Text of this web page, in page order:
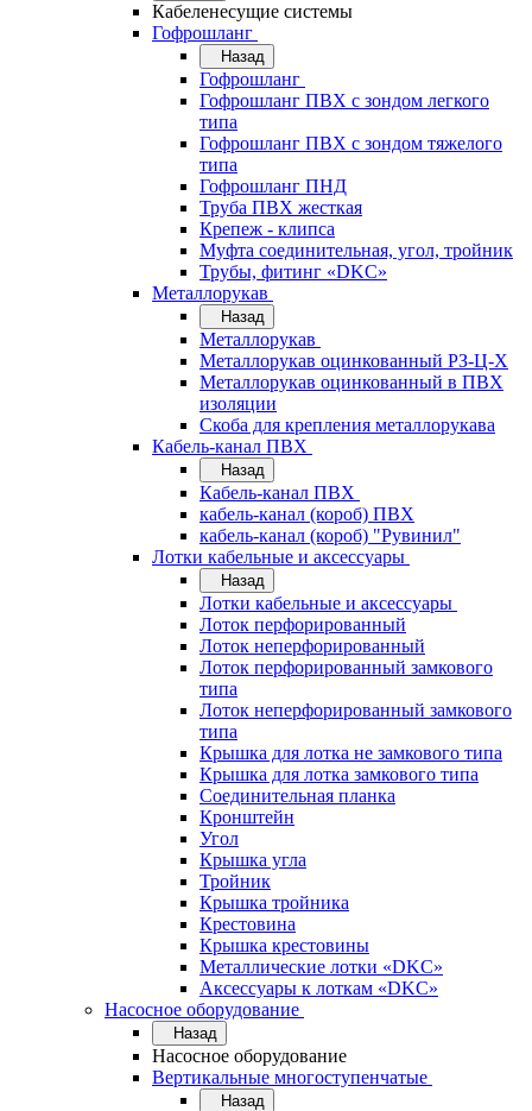
Кабеленесущие системы
Гофрошланг
Назад
Гофрошланг
Гофрошланг ПВХ с зондом легкого
типа
Гофрошланг ПВХ с зондом тяжелого
типа
Гофрошланг ПНД
Труба ПВХ жесткая
Крепеж - клипса
Муфта соединительная, угол, тройник
Трубы, фитинг «DKC»
Металлорукав
Назад
Металлорукав
Металлорукав оцинкованный РЗ-Ц-Х
Металлорукав оцинкованный в ПВХ
изоляции
Скоба для крепления металлорукава
Кабель-канал ПВХ
Назад
Кабель-канал ПВХ
кабель-канал (короб) ПВХ
кабель-канал (короб) "Рувинил"
Лотки кабельные и аксессуары
Назад
Лотки кабельные и аксессуары
Лоток перфорированный
Лоток неперфорированный
Лоток перфорированный замкового
типа
Лоток неперфорированный замкового
типа
Крышка для лотка не замкового типа
Крышка для лотка замкового типа
Соединительная планка
Кронштейн
Угол
Крышка угла
Тройник
Крышка тройника
Крестовина
Крышка крестовины
Металлические лотки «DKC»
Аксессуары к лоткам «DKC»
Насосное оборудование
Назад
Насосное оборудование
Вертикальные многоступенчатые
Назад